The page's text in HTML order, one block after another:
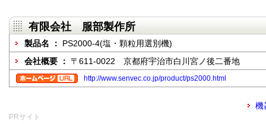
有限会社 服部製作所
製品名 ： PS2000-4(塩・顆粒用選別機)
会社概要 ： 〒611-0022 京都府宇治市白川宮ノ後二番地
http://www.senvec.co.jp/product/ps2000.html
機
PRサイト